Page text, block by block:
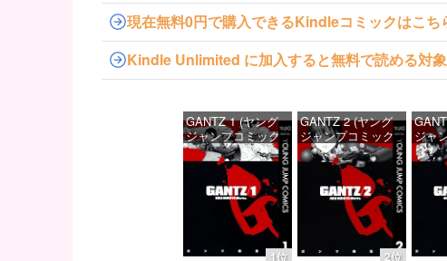
現在無料0円で購入できるKindleコミックはこち
Kindle Unlimited に加入すると無料で読める対
1位
GANTZ 1 (ヤング
ジャンプコミック
スDIGITAL)
価格：¥100
2位
GANTZ 2 (ヤング
ジャンプコミック
スDIGITAL)
価格：¥100
ジャ
ス